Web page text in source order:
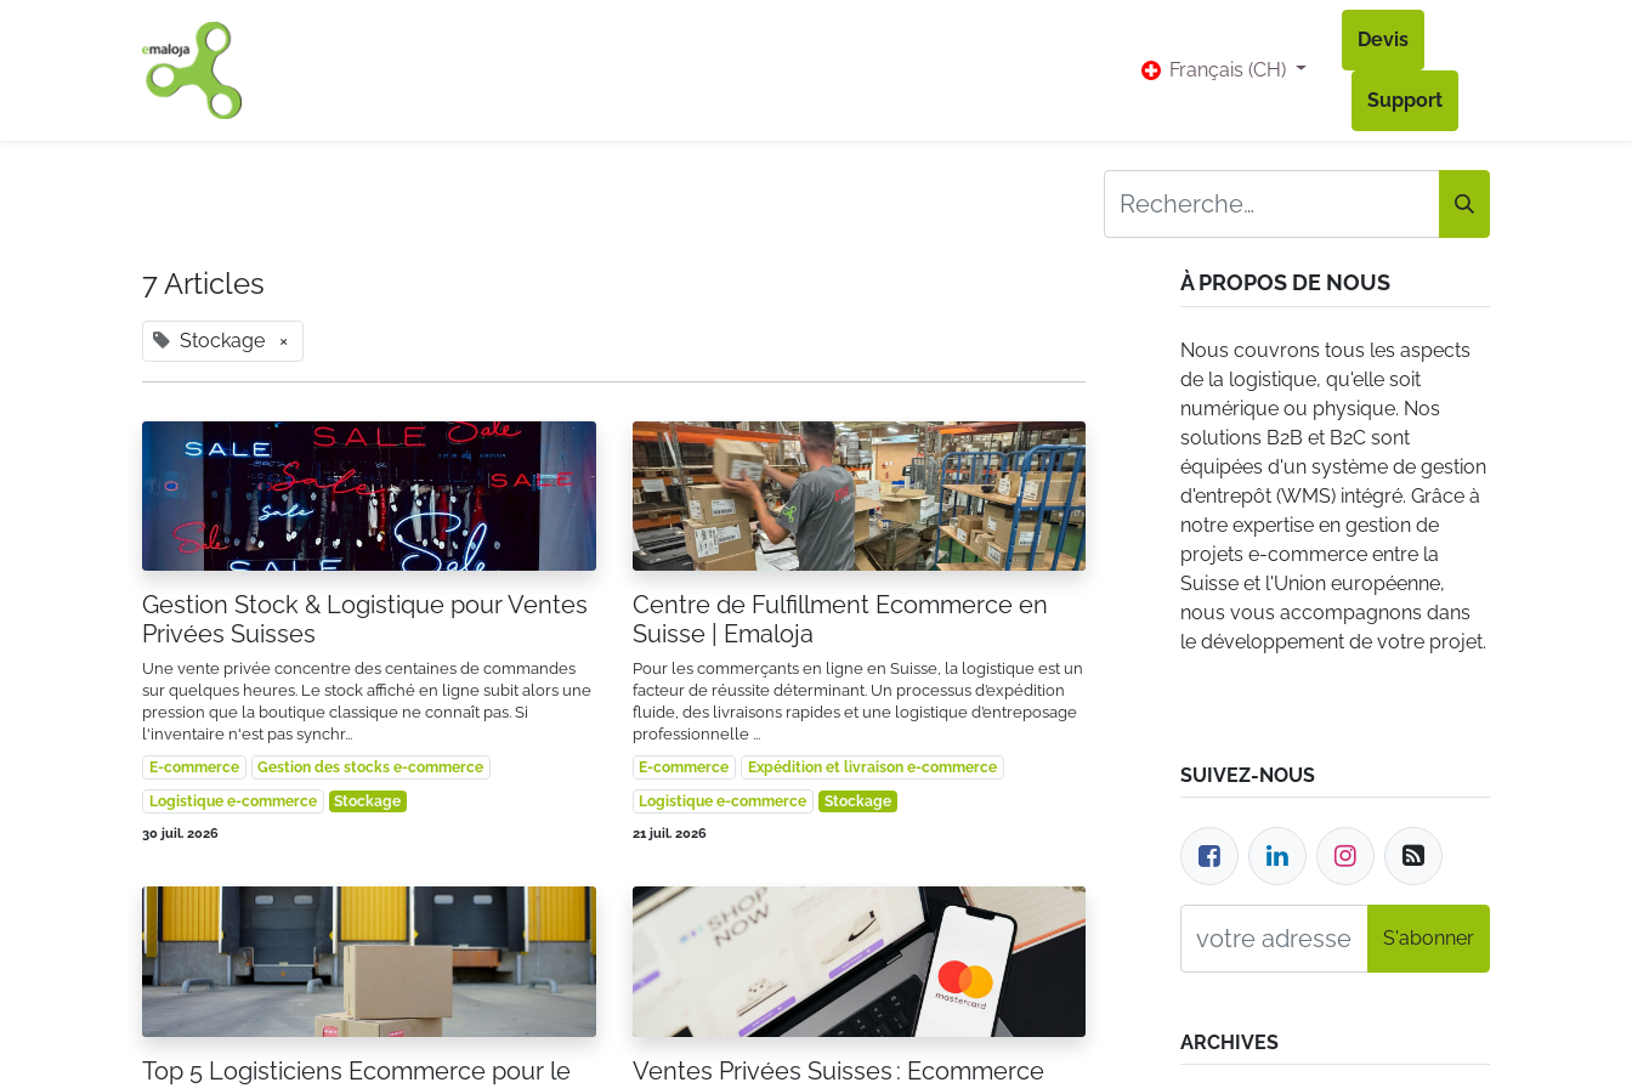
Bl​og Contact Accès à mon compte
Français (CH)
Devis
Support
7 Articles
Stockage ×
Gestion Stock & Logistique pour Ventes
Privées Suisses
Une vente privée concentre des centaines de commandes
sur quelques heures. Le stock affiché en ligne subit alors une
pression que la boutique classique ne connaît pas. Si
l'inventaire n'est pas synchr...
E-commerce
Gestion des stocks e-commerce
Logistique e-commerce
Stockage
30 juil. 2026
Centre de Fulfillment Ecommerce en
Suisse | Emaloja
Pour les commerçants en ligne en Suisse, la logistique est un
facteur de réussite déterminant. Un processus d’expédition
fluide, des livraisons rapides et une logistique d’entreposage
professionnelle ...
E-commerce
Expédition et livraison e-commerce
Logistique e-commerce
Stockage
21 juil. 2026
Top 5 Logisticiens Ecommerce pour le
Ventes Privées Suisses : Ecommerce
À PROPOS DE NOUS
Nous couvrons tous les aspects
de la logistique, qu'elle soit
numérique ou physique. Nos
solutions B2B et B2C sont
équipées d'un système de gestion
d'entrepôt (WMS) intégré. Grâce à
notre expertise en gestion de
projets e-commerce entre la
Suisse et l'Union européenne,
nous vous accompagnons dans
le développement de votre projet.
SUIVEZ-NOUS
S'abonner
ARCHIVES